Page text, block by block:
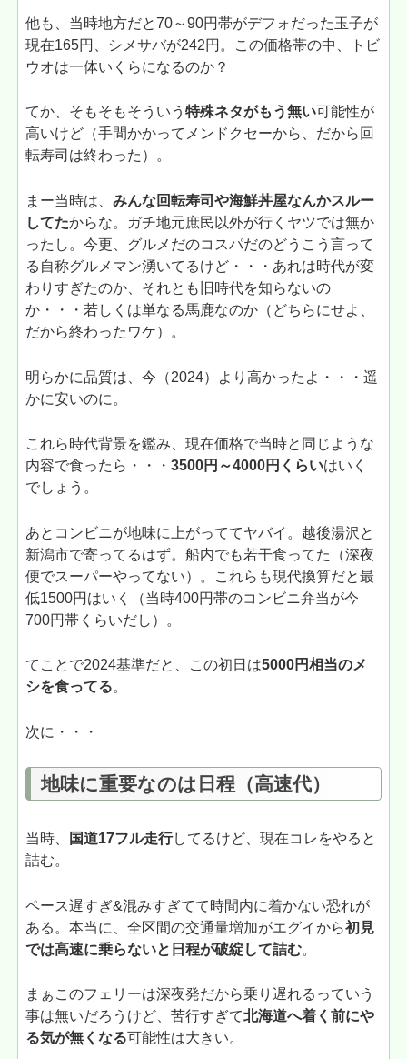
他も、当時地方だと70～90円帯がデフォだった玉子が
現在165円、シメサバが242円。この価格帯の中、トビ
ウオは一体いくらになるのか？
てか、そもそもそういう特殊ネタがもう無い可能性が
高いけど（手間かかってメンドクセーから、だから回
転寿司は終わった）。
まー当時は、みんな回転寿司や海鮮丼屋なんかスルー
してたからな。ガチ地元庶民以外が行くヤツでは無か
ったし。今更、グルメだのコスパだのどうこう言って
る自称グルメマン湧いてるけど・・・あれは時代が変
わりすぎたのか、それとも旧時代を知らないの
か・・・若しくは単なる馬鹿なのか（どちらにせよ、
だから終わったワケ）。
明らかに品質は、今（2024）より高かったよ・・・遥
かに安いのに。
これら時代背景を鑑み、現在価格で当時と同じような
内容で食ったら・・・3500円～4000円くらいはいく
でしょう。
あとコンビニが地味に上がっててヤバイ。越後湯沢と
新潟市で寄ってるはず。船内でも若干食ってた（深夜
便でスーパーやってない）。これらも現代換算だと最
低1500円はいく（当時400円帯のコンビニ弁当が今
700円帯くらいだし）。
てことで2024基準だと、この初日は5000円相当のメ
シを食ってる。
次に・・・
地味に重要なのは日程（高速代）
当時、 国道17フル走行してるけど、現在コレをやると
詰む。
ペース遅すぎ&混みすぎてて時間内に着かない恐れが
ある。本当に、全区間の交通量増加がエグイから初見
では高速に乗らないと日程が破綻して詰む。
まぁこのフェリーは深夜発だから乗り遅れるっていう
事は無いだろうけど、苦行すぎて北海道へ着く前にや
る気が無くなる可能性は大きい。